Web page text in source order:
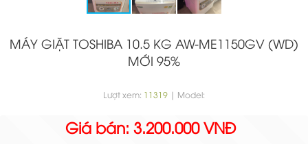
MÁY GIẶT TOSHIBA 10.5 KG AW-ME1150GV (WD)
MỚI 95%
Lượt xem: 11319 | Model:
Giá bán: 3.200.000 VNĐ